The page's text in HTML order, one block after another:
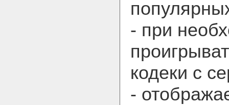
- при
кодеки с
-